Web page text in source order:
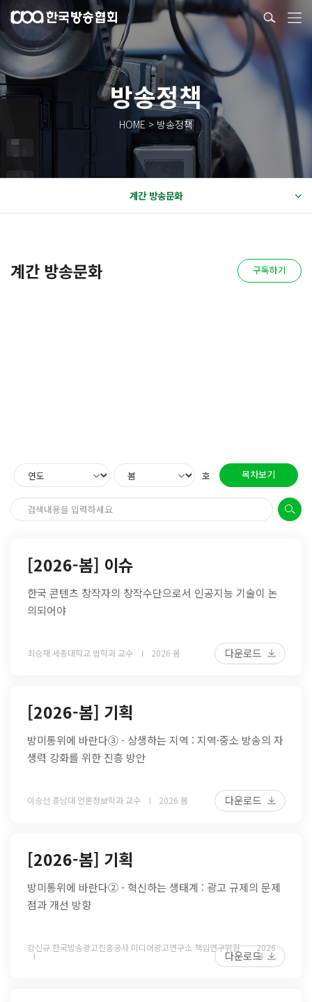
방송정책
HOME > 방송정책
계간 방송문화
계간 방송문화 구독하기
호 목차보기
[2026-봄] 이슈
한국 콘텐츠 창작자의 창작수단으로서 인공지능 기술이 논
의되어야
최승재 세종대학교 법학과 교수 2026 봄 다운로드
[2026-봄] 기획
방미통위에 바란다③ - 상생하는 지역 : 지역·중소 방송의 자
생력 강화를 위한 진흥 방안
이승선 충남대 언론정보학과 교수 2026 봄 다운로드
[2026-봄] 기획
방미통위에 바란다② - 혁신하는 생태계 : 광고 규제의 문제
점과 개선 방향
강신규 한국방송광고진흥공사 미디어광고연구소 책임연구위원 2026
봄
다운로드